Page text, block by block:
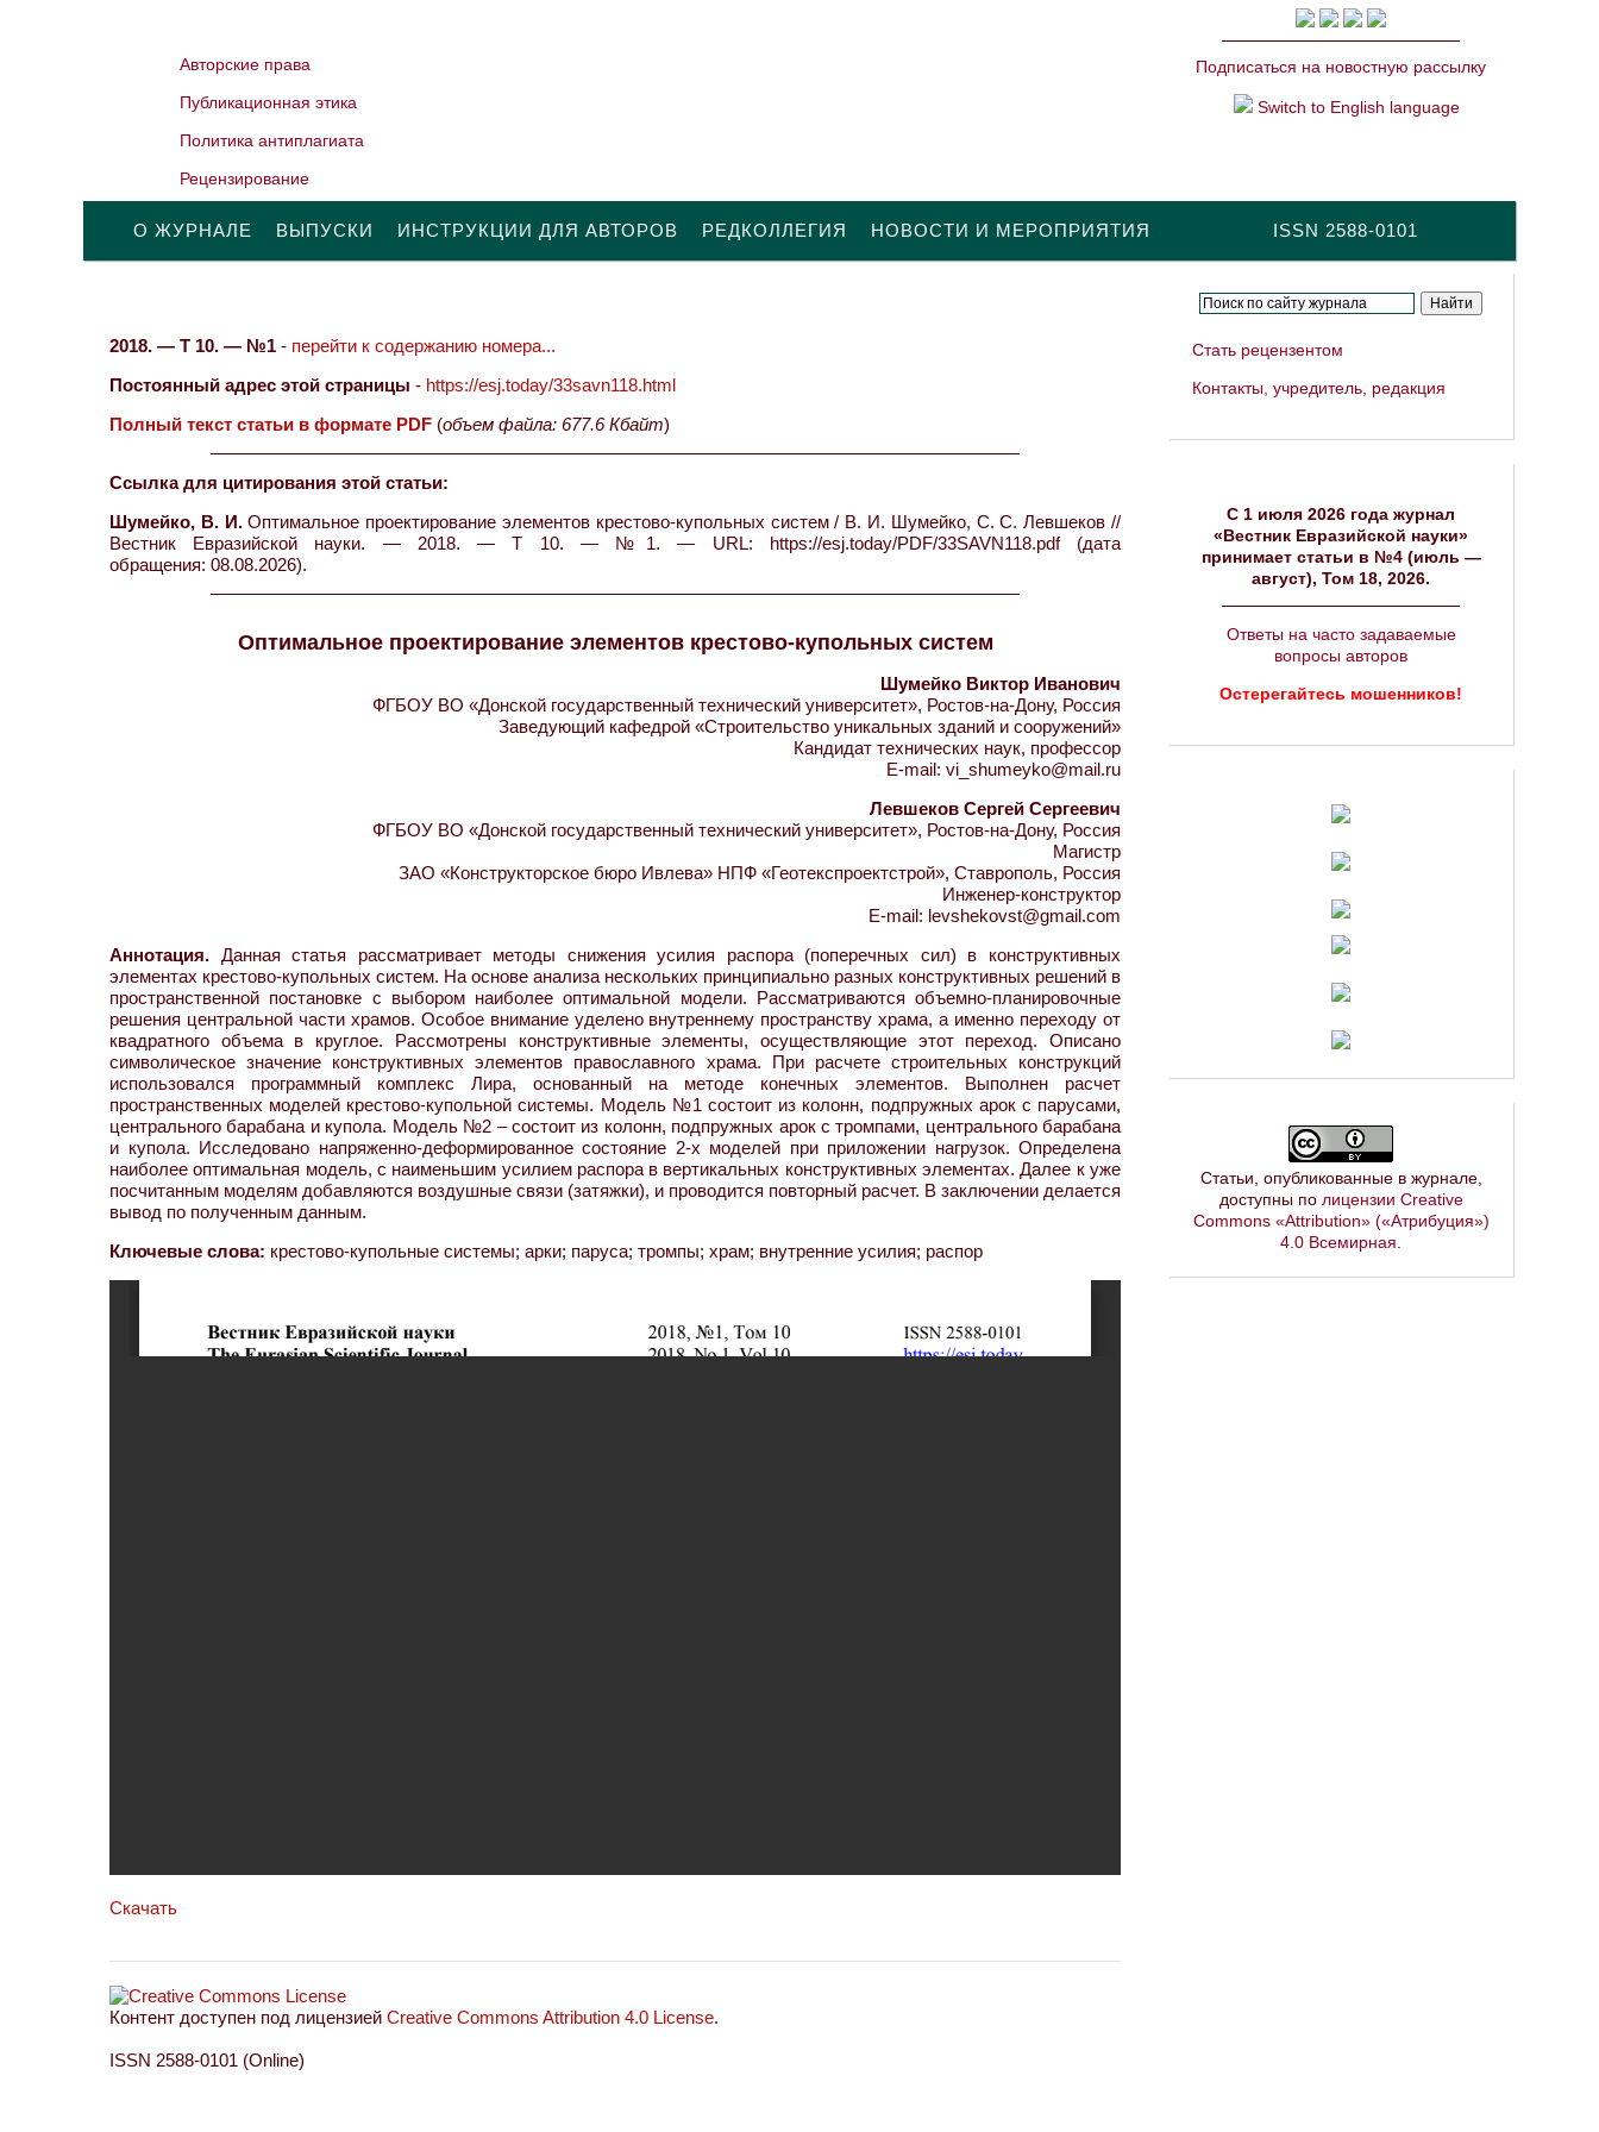
Авторские права
Публикационная этика
Политика антиплагиата
Рецензирование
Подписаться на новостную рассылку
Switch to English language
ISSN 2588-0101
О ЖУРНАЛЕ ВЫПУСКИ ИНСТРУКЦИИ ДЛЯ АВТОРОВ РЕДКОЛЛЕГИЯ НОВОСТИ И МЕРОПРИЯТИЯ
2018. — Т 10. — №1 - перейти к содержанию номера...
Постоянный адрес этой страницы - https://esj.today/33savn118.html
Полный текст статьи в формате PDF (объем файла: 677.6 Кбайт)
Ссылка для цитирования этой статьи:
Шумейко, В. И.Оптимальное проектирование элементов крестово-купольных систем / В. И. Шумейко, С. С. Левшеков //
Вестник Евразийской науки. — 2018. — Т 10. — №1. — URL: https://esj.today/PDF/33SAVN118.pdf (дата
обращения: 08.08.2026).
Оптимальное проектирование элементов крестово-купольных систем
Шумейко Виктор Иванович
ФГБОУ ВО «Донской государственный технический университет», Ростов-на-Дону, Россия
Заведующий кафедрой «Строительство уникальных зданий и сооружений»
Кандидат технических наук, профессор
E-mail: vi_shumeyko@mail.ru
Левшеков Сергей Сергеевич
ФГБОУ ВО «Донской государственный технический университет», Ростов-на-Дону, Россия
Магистр
ЗАО «Конструкторское бюро Ивлева» НПФ «Геотекспроектстрой», Ставрополь, Россия
Инженер-конструктор
E-mail: levshekovst@gmail.com
Аннотация. Данная статья рассматривает методы снижения усилия распора (поперечных сил) в конструктивных
элементах крестово-купольных систем. На основе анализа нескольких принципиально разных конструктивных решений в
пространственной постановке с выбором наиболее оптимальной модели. Рассматриваются объемно-планировочные
решения центральной части храмов. Особое внимание уделено внутреннему пространству храма, а именно переходу от
квадратного объема в круглое. Рассмотрены конструктивные элементы, осуществляющие этот переход. Описано
символическое значение конструктивных элементов православного храма. При расчете строительных конструкций
использовался программный комплекс Лира, основанный на методе конечных элементов. Выполнен расчет
пространственных моделей крестово-купольной системы. Модель №1 состоит из колонн, подпружных арок с парусами,
центрального барабана и купола. Модель №2 – состоит из колонн, подпружных арок с тромпами, центрального барабана
и купола. Исследовано напряженно-деформированное состояние 2-х моделей при приложении нагрузок. Определена
наиболее оптимальная модель, с наименьшим усилием распора в вертикальных конструктивных элементах. Далее к уже
посчитанным моделям добавляются воздушные связи (затяжки), и проводится повторный расчет. В заключении делается
вывод по полученным данным.
Ключевые слова: крестово-купольные системы; арки; паруса; тромпы; храм; внутренние усилия; распор
Скачать
Контент доступен под лицензией Creative Commons Attribution 4.0 License.
ISSN 2588-0101 (Online)
Стать рецензентом
Контакты, учредитель, редакция
C 1 июля 2026 года журнал
«Вестник Евразийской науки»
принимает статьи в №4 (июль —
август), Том 18, 2026.
Ответы на часто задаваемые
вопросы авторов
Остерегайтесь мошенников!
Статьи, опубликованные в журнале,
доступны по лицензии Creative
Commons «Attribution» («Атрибуция»)
4.0 Всемирная